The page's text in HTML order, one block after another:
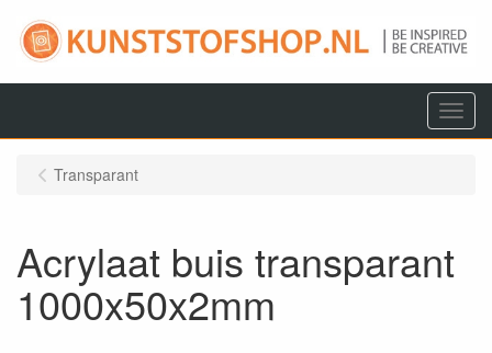
Menu
Transparant
Acrylaat buis transparant
1000x50x2mm